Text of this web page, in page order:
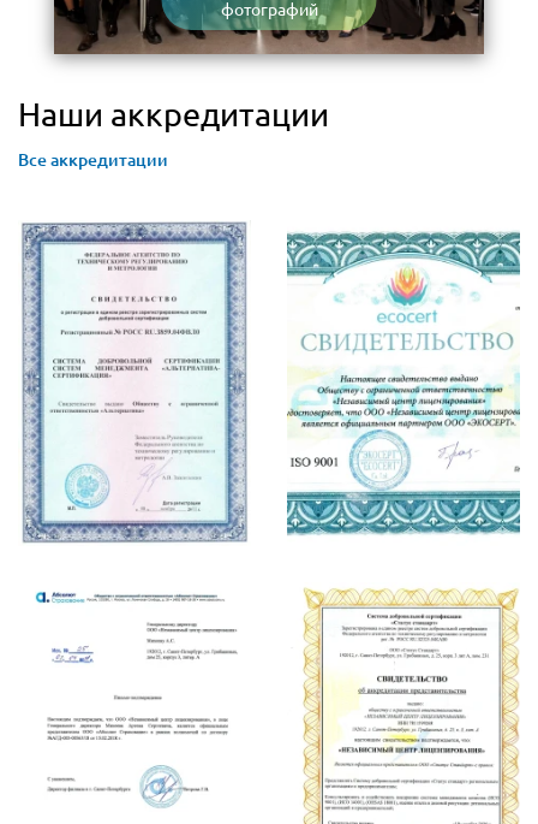
фотографий
Наши аккредитации
Все аккредитации